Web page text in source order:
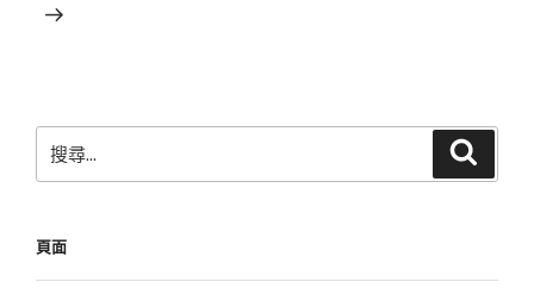
尋
字:
頁面